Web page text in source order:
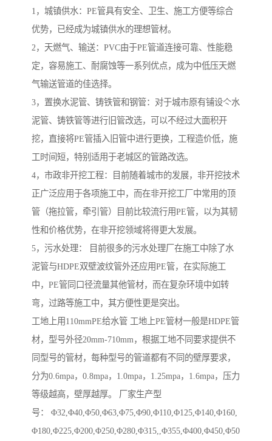
1，城镇供水：PE管具有安全、卫生、施工方便等综合
优势，已经成为城镇供水的理想管材。
2，天燃气、输送：PVC由于PE管道连接可靠、性能稳
定，容易施工、耐腐蚀等一系列优点，成为中低压天燃
气输送管道的佳选择。
3，置换水泥管、铸铁管和钢管：对于城市原有铺设亽水
泥管、铸铁管等进行旧管改选，可以不经过大面积开
挖，直接将PE管插入旧管中进行更换，工程造价低，施
工时间短，特别适用于老城区的管路改选。
4，市政非开挖工程：目前随着城市的发展，非开挖技术
正广泛应用于各项施工中，而在非开挖工厂中常用的顶
管（拖拉管，牵引管）目前比较流行用PE管，以为其韧
性和价格优势，在非开挖领域将得更大发展。
5，污水处理： 目前很多的污水处理厂在施工中除了水
泥管与HDPE双壁波纹管外还应用PE管，在实际施工
中，PE管同口径流量其他管材，而在复杂环境中如转
弯，过路等施工中，其方便性更是突出。
工地上用110mmPE给水管 工地上PE管材一般是HDPE管
材，型号外径20mm-710mm，根据工地不同要求提供不
同型号的管材，每种型号的管道都有不同的壁厚要求，
分为0.6mpa，0.8mpa，1.0mpa，1.25mpa，1.6mpa，压力
等级越高，壁厚越厚。 厂家生产型
号： Φ32,Φ40,Φ50,Φ63,Φ75,Φ90,Φ110,Φ125,Φ140,Φ160,
Φ180,Φ225,Φ200,Φ250,Φ280,Φ315,,Φ355,Φ400,Φ450,Φ50